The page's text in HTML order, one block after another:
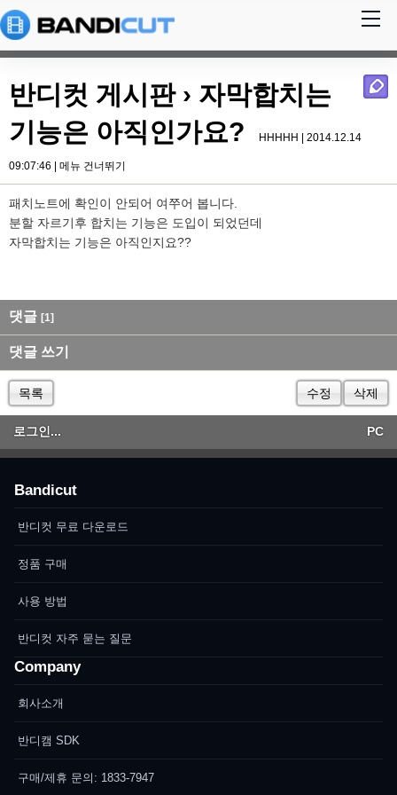
반디컷 게시판› 자막합치는
기능은 아직인가요?
HHHHH | 2014.12.14
09:07:46 | 메뉴 건너뛰기
패치노트에 확인이 안되어 여쭈어 봅니다.
분할 자르기후 합치는 기능은 도입이 되었던데
자막합치는 기능은 아직인지요??
댓글 [1]
댓글 쓰기
목록 수정 삭제
로그인... PC
Bandicut
반디컷 무료 다운로드
정품 구매
사용 방법
반디컷 자주 묻는 질문
Company
회사소개
반디캠 SDK
구매/제휴 문의: 1833-7947